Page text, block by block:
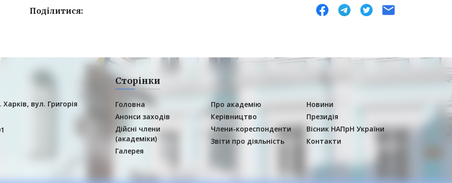
Поділитися:
вул. Григорія
Сторінки
Головна
Анонси заходів
Дійсні члени
(академіки)
Галерея
Про академію
Керівництво
Члени-кореспонденти
Звіти про діяльність
Новини
Президія
Вісник НАПрН України
Контакти